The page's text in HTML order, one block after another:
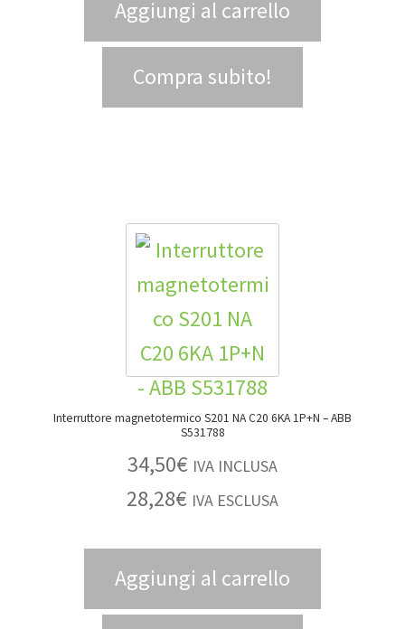
Aggiungi al carrello
Compra subito!
Interruttore magnetotermico S201 NA C20 6KA 1P+N – ABB
S531788
34,50€ IVA INCLUSA
28,28€ IVA ESCLUSA
Aggiungi al carrello